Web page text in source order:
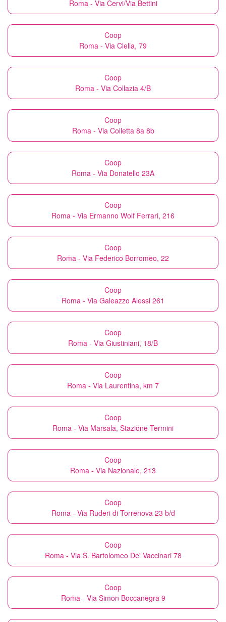
Roma - Via Cervi/Via Bettini
Coop
Roma - Via Clelia, 79
Coop
Roma - Via Collazia 4/B
Coop
Roma - Via Colletta 8a 8b
Coop
Roma - Via Donatello 23A
Coop
Roma - Via Ermanno Wolf Ferrari, 216
Coop
Roma - Via Federico Borromeo, 22
Coop
Roma - Via Galeazzo Alessi 261
Coop
Roma - Via Giustiniani, 18/B
Coop
Roma - Via Laurentina, km 7
Coop
Roma - Via Marsala, Stazione Termini
Coop
Roma - Via Nazionale, 213
Coop
Roma - Via Ruderi di Torrenova 23 b/d
Coop
Roma - Via S. Bartolomeo De' Vaccinari 78
Coop
Roma - Via Simon Boccanegra 9